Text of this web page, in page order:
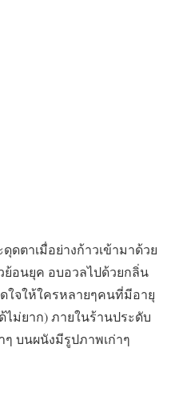
ดตาเมื่อย่างก้าวเข้ามาด้วย
ย้อนยุค อบอวลไปด้วยกลิ่น
ใจให้ใครหลายๆคนที่มีอายุ
ม่ยาก) ภายในร้านประดับ
ๆ บนผนังมีรูปภาพเก่าๆ